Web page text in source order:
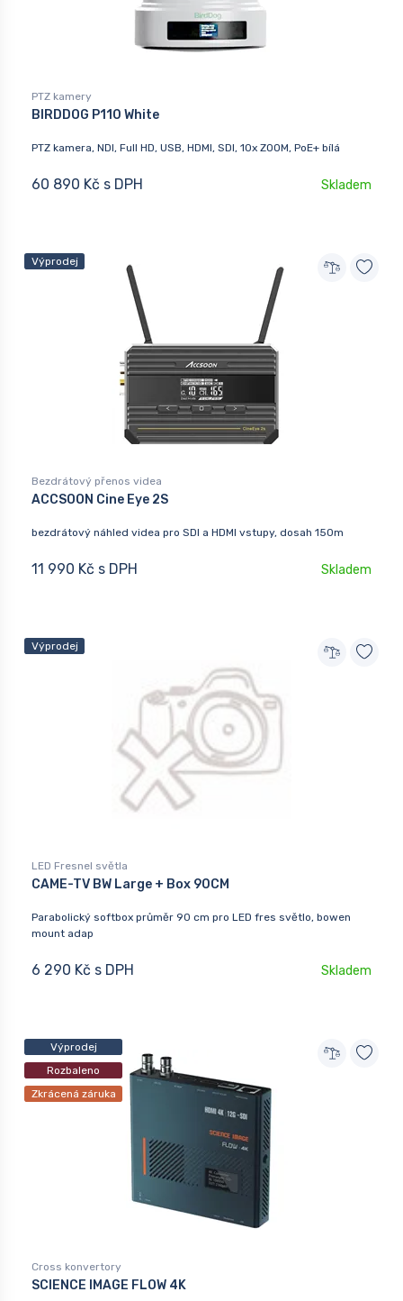
PTZ kamery
BIRDDOG P110 White
PTZ kamera, NDI, Full HD, USB, HDMI, SDI, 10x ZOOM, PoE+ bílá
60 890 Kč s DPH Skladem
Výprodej
Bezdrátový přenos videa
ACCSOON Cine Eye 2S
bezdrátový náhled videa pro SDI a HDMI vstupy, dosah 150m
11 990 Kč s DPH Skladem
Výprodej
LED Fresnel světla
CAME-TV BW Large + Box 90CM
Parabolický softbox průměr 90 cm pro LED fres světlo, bowen
mount adap
6 290 Kč s DPH Skladem
Výprodej
Rozbaleno
Zkrácená záruka
Cross konvertory
SCIENCE IMAGE FLOW 4K